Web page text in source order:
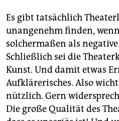
Es gibt tatsächlich
unangenehm finden,
solchermaßen als
Schließlich sei die
Kunst. Und damit etwas
Aufklärerisches. Also
nützlich. Gern
Die große Qualität des